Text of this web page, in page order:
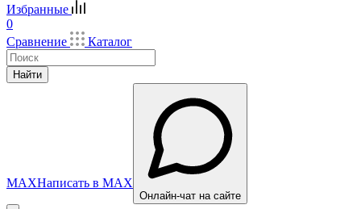
Избранные
0
Сравнение
Каталог
Найти
MAXНаписать в MAX
Онлайн-чат на сайте